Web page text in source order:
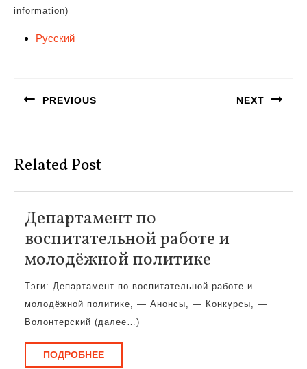
information)
Русский
записям
PREVIOUS NEXT
Related Post
Департамент по
воспитательной работе и
молодёжной политике
по
Тэги: Департамент по воспитательной работе и
молодёжной политике, — Анонсы, — Конкурсы, —
Волонтерский (далее…)
ПОДРОБНЕЕПОДРОБНЕЕ